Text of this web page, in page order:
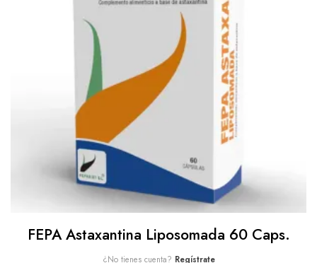
FEPA Astaxantina Liposomada 60 Caps.
¿No tienes cuenta? Regístrate